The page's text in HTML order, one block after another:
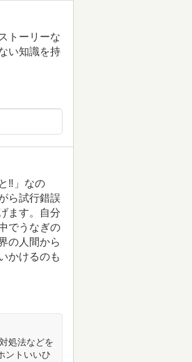
トーリーな
い知識を持
‼」なの
ら試行錯誤
ます。自分
でうなぎの
の人間から
かけるのも
処法などを
ントいいひ